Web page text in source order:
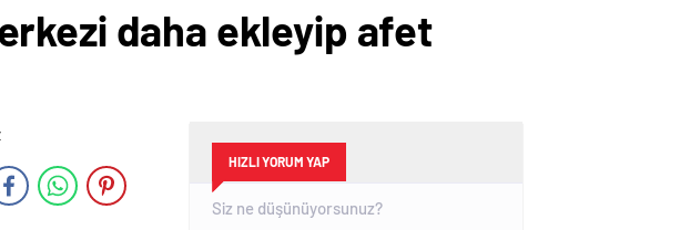
daha ekleyip afet
HIZLI YORUM YAP